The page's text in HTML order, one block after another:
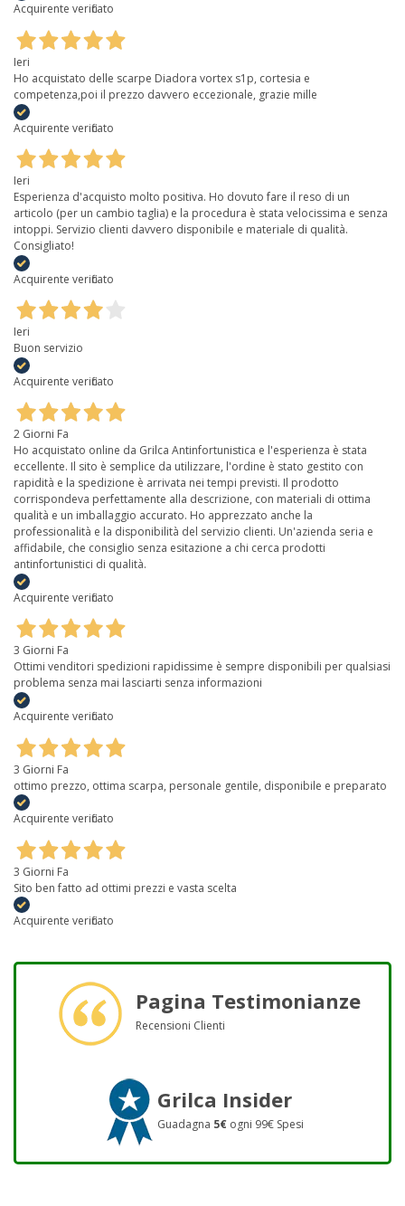
Acquirente verificato
Ieri
Ho acquistato delle scarpe Diadora vortex s1p, cortesia e
competenza,poi il prezzo davvero eccezionale, grazie mille
Acquirente verificato
Ieri
Esperienza d'acquisto molto positiva. Ho dovuto fare il reso di un
articolo (per un cambio taglia) e la procedura è stata velocissima e senza
intoppi. Servizio clienti davvero disponibile e materiale di qualità.
Consigliato!
Acquirente verificato
Ieri
Buon servizio
Acquirente verificato
2 Giorni Fa
Ho acquistato online da Grilca Antinfortunistica e l'esperienza è stata
eccellente. Il sito è semplice da utilizzare, l'ordine è stato gestito con
rapidità e la spedizione è arrivata nei tempi previsti. Il prodotto
corrispondeva perfettamente alla descrizione, con materiali di ottima
qualità e un imballaggio accurato. Ho apprezzato anche la
professionalità e la disponibilità del servizio clienti. Un'azienda seria e
affidabile, che consiglio senza esitazione a chi cerca prodotti
antinfortunistici di qualità.
Acquirente verificato
3 Giorni Fa
Ottimi venditori spedizioni rapidissime è sempre disponibili per qualsiasi
problema senza mai lasciarti senza informazioni
Acquirente verificato
3 Giorni Fa
ottimo prezzo, ottima scarpa, personale gentile, disponibile e preparato
Acquirente verificato
3 Giorni Fa
Sito ben fatto ad ottimi prezzi e vasta scelta
Acquirente verificato
Pagina Testimonianze
Recensioni Clienti
Grilca Insider
Guadagna 5€ ogni 99€ Spesi